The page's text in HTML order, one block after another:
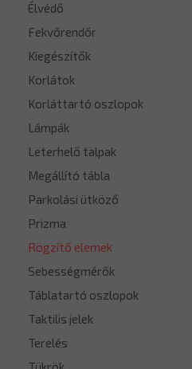
Élvédő
Fekvőrendőr
Kiegészítők
Korlátok
Korláttartó oszlopok
Lámpák
Leterhelő talpak
Megállító tábla
Parkolási ütköző
Prizma
Rögzítő elemek
Sebességmérők
Táblatartó oszlopok
Taktilis jelek
Terelés